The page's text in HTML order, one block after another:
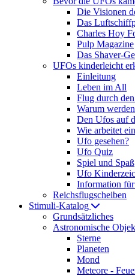
Die Visionen
Das
Charles Hoy
Pulp Magazine
Das Shaver-
UFOs kinderleicht
Einleitung
Leben im All
Flug durch
Warum
Den Ufos auf
Wie arbeitet
Ufo gesehen?
Ufo Quiz
Spiel und Spaß
Ufo
Information
Reichsflugscheiben
Stimuli-Katalog
Grundsätzliches
Astronomische
Sterne
Planeten
Mond
Meteore -